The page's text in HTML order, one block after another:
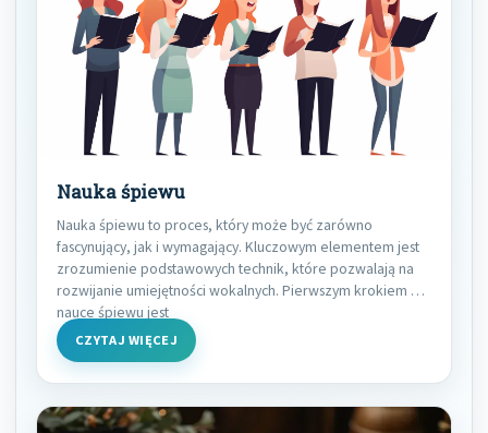
Nauka śpiewu
Nauka śpiewu to proces, który może być zarówno
fascynujący, jak i wymagający. Kluczowym elementem jest
zrozumienie podstawowych technik, które pozwalają na
rozwijanie umiejętności wokalnych. Pierwszym krokiem w
nauce śpiewu jest
CZYTAJ WIĘCEJ